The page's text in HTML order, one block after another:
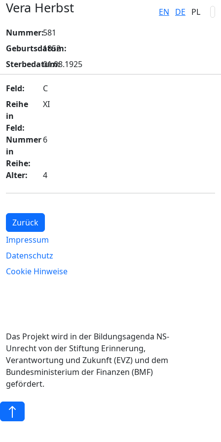
EN DE PL
Vera Herbst
Nummer:581
Geburtsdatum:
1852
Sterbedatum:01.08.1925
Feld:
C
Reihe
in
Feld:
XI
Nummer
in
Reihe:
6
Alter: 4
Zurück
Impressum
Datenschutz
Cookie Hinweise
Das Projekt wird in der Bildungsagenda NS-
Unrecht von der Stiftung Erinnerung,
Verantwortung und Zukunft (EVZ) und dem
Bundesministerium der Finanzen (BMF)
gefördert.